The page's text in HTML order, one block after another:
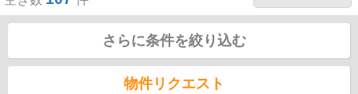
さらに条件を絞り込む
物件リクエスト